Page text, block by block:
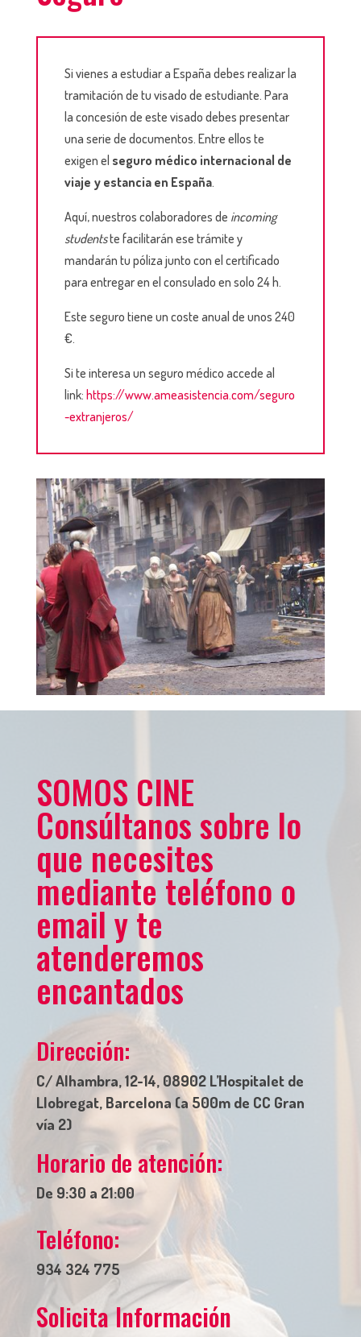
Si vienes a estudiar a España debes realizar la
tramitación de tu visado de estudiante. Para
la concesión de este visado debes presentar
una serie de documentos. Entre ellos te
exigen el seguro médico internacional de
viaje y estancia en España.
Aquí, nuestros colaboradores de incoming
studentste facilitarán ese trámite y
mandarán tu póliza junto con el certificado
para entregar en el consulado en solo 24 h.
Este seguro tiene un coste anual de unos 240
€.
Si te interesa un seguro médico accede al
link: https://www.ameasistencia.com/seguro
-extranjeros/
SOMOS CINE
Consúltanos sobre lo
que necesites
mediante teléfono o
email y te
atenderemos
encantados
Dirección:
C/ Alhambra, 12-14, 08902 L’Hospitalet de
Llobregat, Barcelona (a 500m de CC Gran
vía 2)
Horario de atención:
De 9:30 a 21:00
Teléfono:
934 324 775
Solicita Información